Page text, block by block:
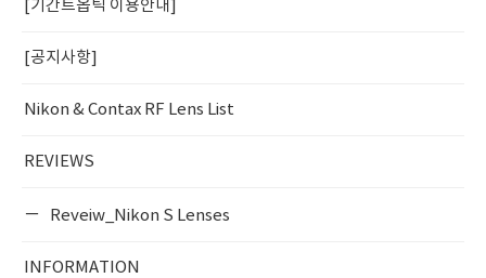
[기간트옵틱 이용안내]
[공지사항]
Nikon & Contax RF Lens List
REVIEWS
Reveiw_Nikon S Lenses
INFORMATION